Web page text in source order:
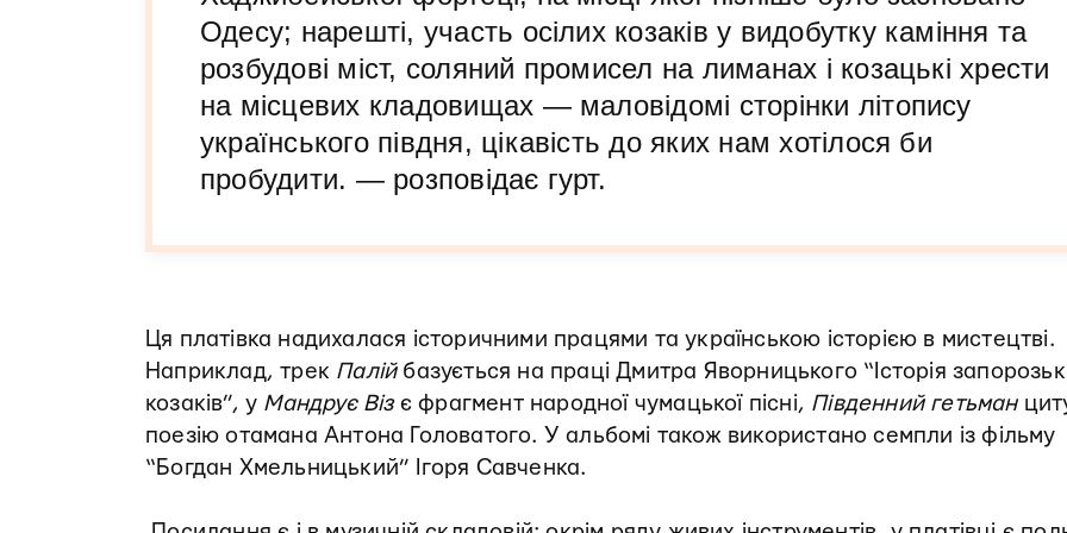
Одесу; нарешті, участь осілих козаків у видобутку каміння та
розбудові міст, соляний промисел на лиманах і козацькі хрести
на місцевих кладовищах ― маловідомі сторінки літопису
українського півдня, цікавість до яких нам хотілося би
пробудити. — розповідає гурт.
Ця платівка надихалася історичними працями та українською історією в мистецтві.
Наприклад, трек Палійбазується на праці Дмитра Яворницького “Історія
козаків”, у Мандрує Візє фрагмент народної чумацької пісні, Південний гетьман
поезію отамана Антона Головатого. У альбомі також використано семпли із фільму
“Богдан Хмельницький” Ігоря Савченка.